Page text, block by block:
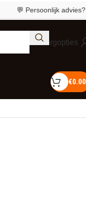
💬 Persoonlijk advies?Bel
Bezorgopties
€0.00